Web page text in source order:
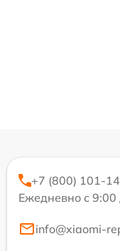
+7 (800) 101-
Ежедневно с 9:00
info@xiaomi-